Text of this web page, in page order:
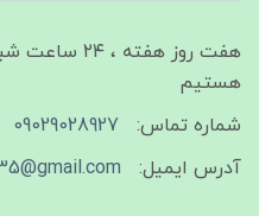
هفت روز هفته
هستیم
شماره تماس:
09029028927
آدرس ایمیل: